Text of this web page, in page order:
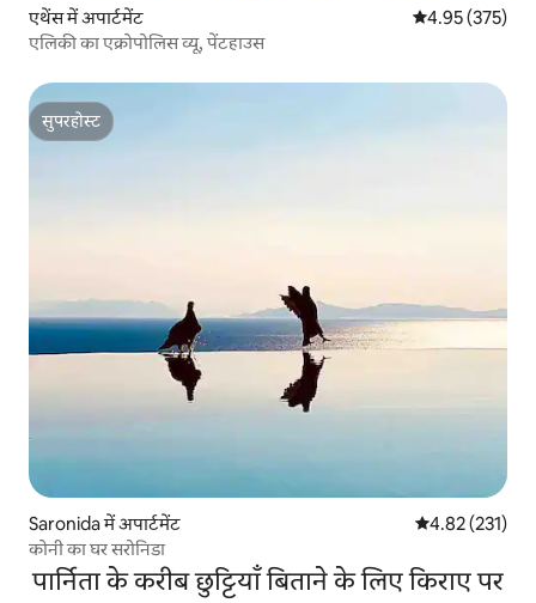
एथेंस में अपार्टमेंट औसत रेटिंग 5 में से
4.95 (375)
एलिकी का एक्रोपोलिस व्यू, पेंटहाउस
सुपरहोस्ट
सुपरहोस्ट
Saronida में अपार्टमेंट औसत रेटिंग 5 में से
4.82 (231)
कोनी का घर सरोनिडा
पार्निता के करीब छुट्टियाँ बिताने के लिए किराए पर